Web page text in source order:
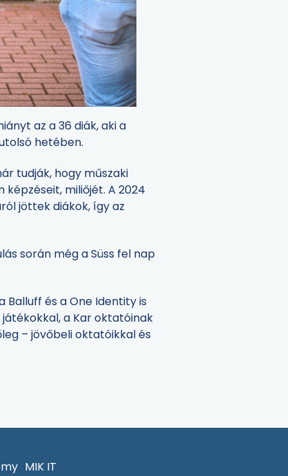
az a 36 diák, aki a
hetében.
tudják, hogy műszaki
miliőjét. A 2024
jöttek diákok, így az
során még a Süss fel nap
és a One Identity is
a Kar oktatóinak
– jövőbeli oktatóikkal és
MIK IT